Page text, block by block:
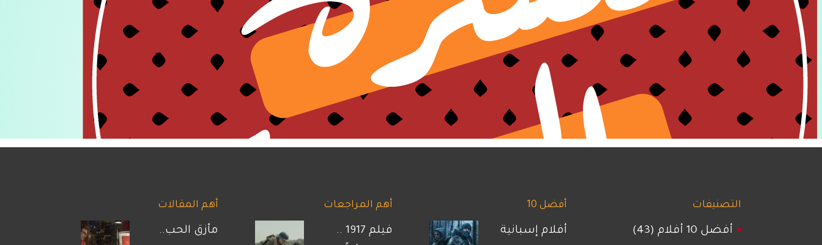
التصنيفات
أفضل 10 أفلام (43)
أفضل 10
أفلام إسبانية
أهم المراجعات
فيلم 1917 ..
أهم المقالات
مأزق الحب..